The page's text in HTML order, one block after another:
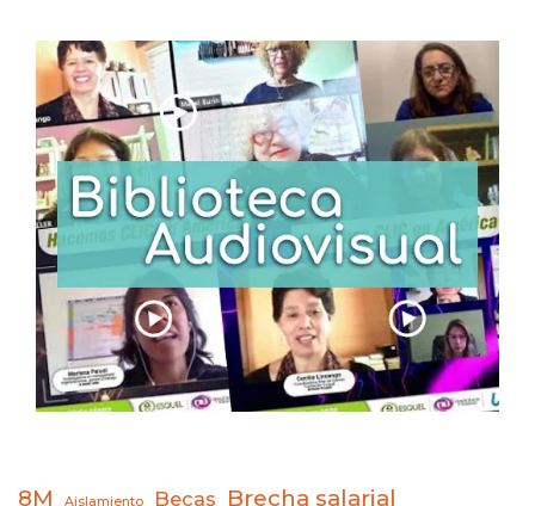
8M Aislamiento Becas Brecha salarial